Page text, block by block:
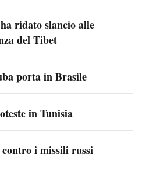
ridato slancio alle
del Tibet
porta in Brasile
in Tunisia
contro i missili russi